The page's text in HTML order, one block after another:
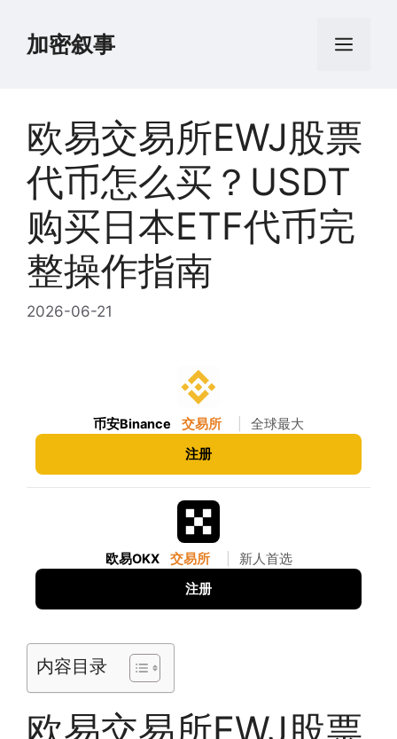
加密叙事 菜
欧易交易所EWJ股票
代币怎么买？USDT
购买日本ETF代币完
整操作指南
2026-06-21
币安Binance 交易所 全球最大
注册
欧易OKX 交易所 新人首选
注册
内容目录
欧易交易所EWJ股票